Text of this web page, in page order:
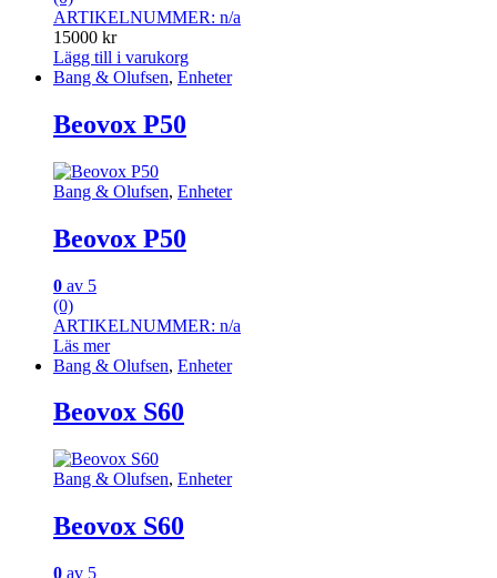
ARTIKELNUMMER: n/a
15000 kr
Lägg till i varukorg
Bang & Olufsen, Enheter
Beovox P50
Bang & Olufsen, Enheter
Beovox P50
0 av 5
(0)
ARTIKELNUMMER: n/a
Läs mer
Bang & Olufsen, Enheter
Beovox S60
Bang & Olufsen, Enheter
Beovox S60
0 av 5